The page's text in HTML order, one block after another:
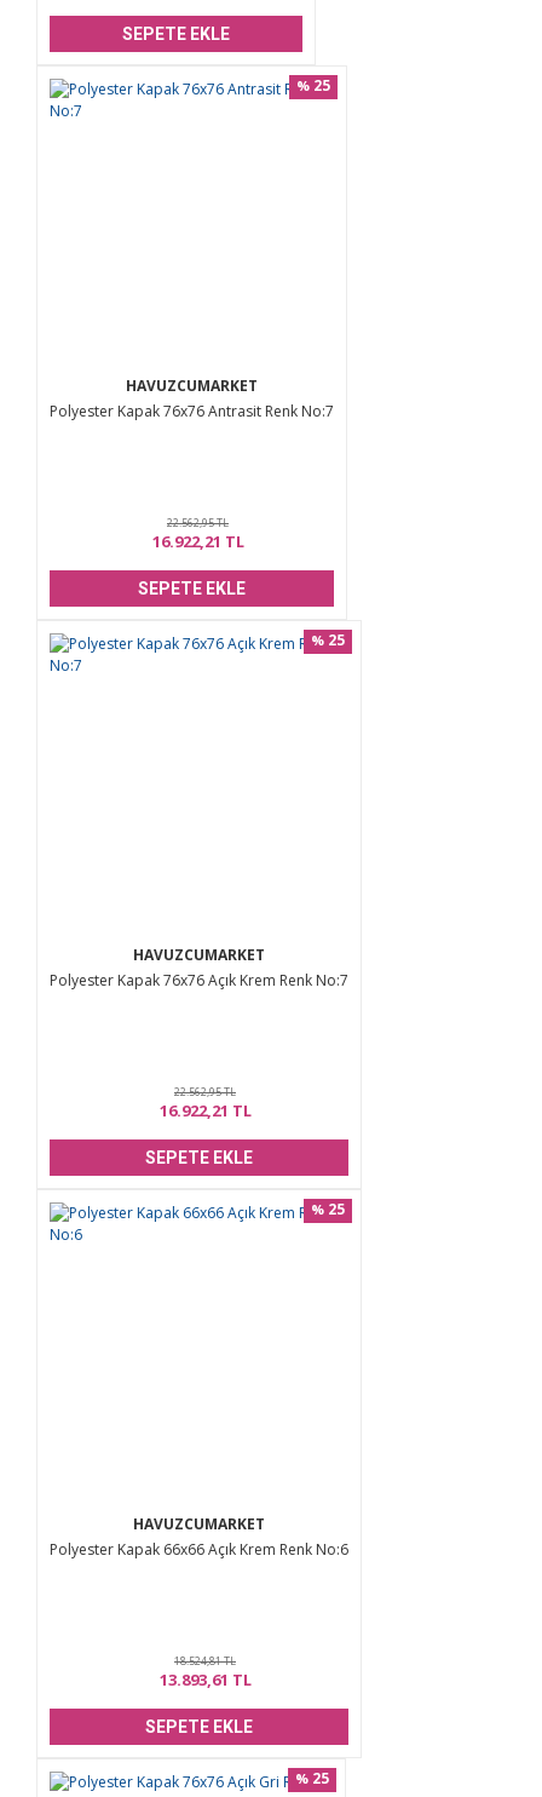
SEPETE EKLE
HAVUZCUMARKET
Polyester Kapak 76x76 Antrasit Renk No:7
% 25
22.562,95 TL
16.922,21 TL
SEPETE EKLE
HAVUZCUMARKET
Polyester Kapak 76x76 Açık Krem Renk No:7
% 25
22.562,95 TL
16.922,21 TL
SEPETE EKLE
HAVUZCUMARKET
Polyester Kapak 66x66 Açık Krem Renk No:6
% 25
18.524,81 TL
13.893,61 TL
SEPETE EKLE
% 25